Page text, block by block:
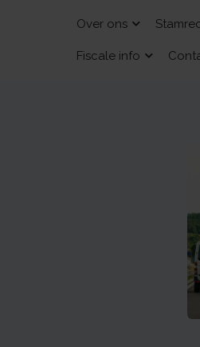
Over ons
Fiscale info